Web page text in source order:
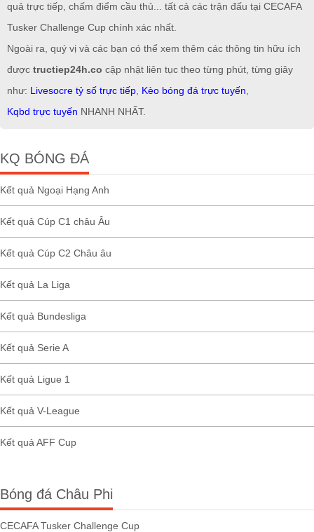
quả trực tiếp, chấm điểm cầu thủ... tất cả các trận đấu tại CECAFA
Tusker Challenge Cup chính xác nhất.
Ngoài ra, quý vị và các bạn có thể xem thêm các thông tin hữu ích
được tructiep24h.co cập nhật liên tục theo từng phút, từng giây
như: Livesocre tỷ số trực tiếp Kèo bóng đá trực tuyến
Kqbd trực tuyến NHANH NHẤT.
KQ BÓNG ĐÁ
Kết quả Ngoại Hạng Anh
Kết quả Cúp C1 châu Âu
Kết quả Cúp C2 Châu âu
Kết quả La Liga
Kết quả Bundesliga
Kết quả Serie A
Kết quả Ligue 1
Kết quả V-League
Kết quả AFF Cup
Bóng đá Châu Phi
CECAFA Tusker Challenge Cup